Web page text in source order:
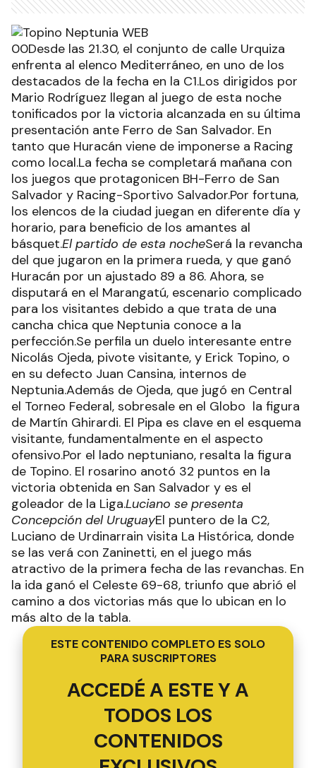
00Desde las 21.30, el conjunto de calle Urquiza
enfrenta al elenco Mediterráneo, en uno de los
destacados de la fecha en la C1.Los dirigidos por
Mario Rodríguez llegan al juego de esta noche
tonificados por la victoria alcanzada en su última
presentación ante Ferro de San Salvador. En
tanto que Huracán viene de imponerse a Racing
como local.La fecha se completará mañana con
los juegos que protagonicen BH-Ferro de San
Salvador y Racing-Sportivo Salvador.Por fortuna,
los elencos de la ciudad juegan en diferente día y
horario, para beneficio de los amantes al
básquet.El partido de esta nocheSerá la revancha
del que jugaron en la primera rueda, y que ganó
Huracán por un ajustado 89 a 86. Ahora, se
disputará en el Marangatú, escenario complicado
para los visitantes debido a que trata de una
cancha chica que Neptunia conoce a la
perfección.Se perfila un duelo interesante entre
Nicolás Ojeda, pivote visitante, y Erick Topino, o
en su defecto Juan Cansina, internos de
Neptunia.Además de Ojeda, que jugó en Central
el Torneo Federal, sobresale en el Globo la figura
de Martín Ghirardi. El Pipa es clave en el esquema
visitante, fundamentalmente en el aspecto
ofensivo.Por el lado neptuniano, resalta la figura
de Topino. El rosarino anotó 32 puntos en la
victoria obtenida en San Salvador y es el
goleador de la Liga.Luciano se presenta
Concepción del UruguayEl puntero de la C2,
Luciano de Urdinarrain visita La Histórica, donde
se las verá con Zaninetti, en el juego más
atractivo de la primera fecha de las revanchas. En
la ida ganó el Celeste 69-68, triunfo que abrió el
camino a dos victorias más que lo ubican en lo
más alto de la tabla.
ESTE CONTENIDO COMPLETO ES SOLO
PARA SUSCRIPTORES
ACCEDÉ A ESTE Y A
TODOS LOS
CONTENIDOS